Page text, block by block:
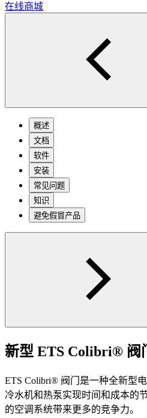
在线商城
概述
文档
软件
安装
常见问题
知识
避免假冒产品
新型 ETS Colibri® 阀
ETS Colibri® 阀门是一种全新型
冷水机和热泵实现时间和成本的
的空调系统带来更多的竞争力。